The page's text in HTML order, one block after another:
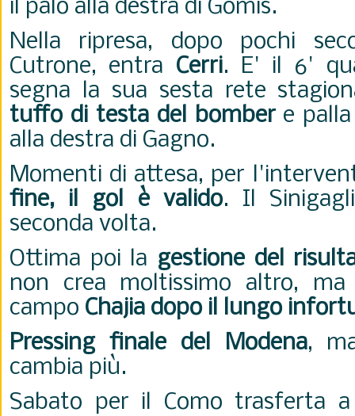
il palo alla destra di Gomis.
Nella ripresa, dopo pochi
Cutrone, entra Cerri. E' il 6'
segna la sua sesta rete
tuffo di testa del bombere palla
alla destra di Gagno.
Momenti di attesa, per
fine, il gol è valido. Il
seconda volta.
Ottima poi la gestione del
non crea moltissimo altro,
campo Chajia dopo il lungo
Pressing finale del Modena,
cambia più.
Sabato per il Como trasferta